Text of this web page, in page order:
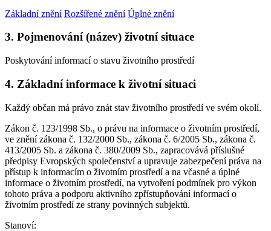
Základní znění Rozšířené znění Úplné znění
3. Pojmenování (název) životní situace
Poskytování informací o stavu životního prostředí
4. Základní informace k životní situaci
Každý občan má právo znát stav životního prostředí ve svém okolí.
Zákon č. 123/1998 Sb., o právu na informace o životním prostředí,
ve znění zákona č. 132/2000 Sb., zákona č. 6/2005 Sb., zákona č.
413/2005 Sb. a zákona č. 380/2009 Sb., zapracovává příslušné
předpisy Evropských společenství a upravuje zabezpečení práva na
přístup k informacím o životním prostředí a na včasné a úplné
informace o životním prostředí, na vytvoření podmínek pro výkon
tohoto práva a podporu aktivního zpřístupňování informací o
životním prostředí ze strany povinných subjektů.
Stanoví: